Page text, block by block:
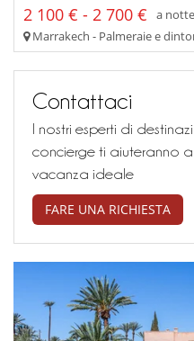
2 100 € - 2 700 € a notte
Marrakech - Palmeraie e
Contattaci
I nostri esperti di
concierge ti aiuteranno
vacanza ideale
FARE UNA RICHIESTA